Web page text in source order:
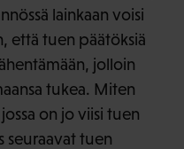
lainkaan voisi
että tuen päätöksiä
jolloin
tukea. Miten
on jo viisi tuen
seuraavat tuen